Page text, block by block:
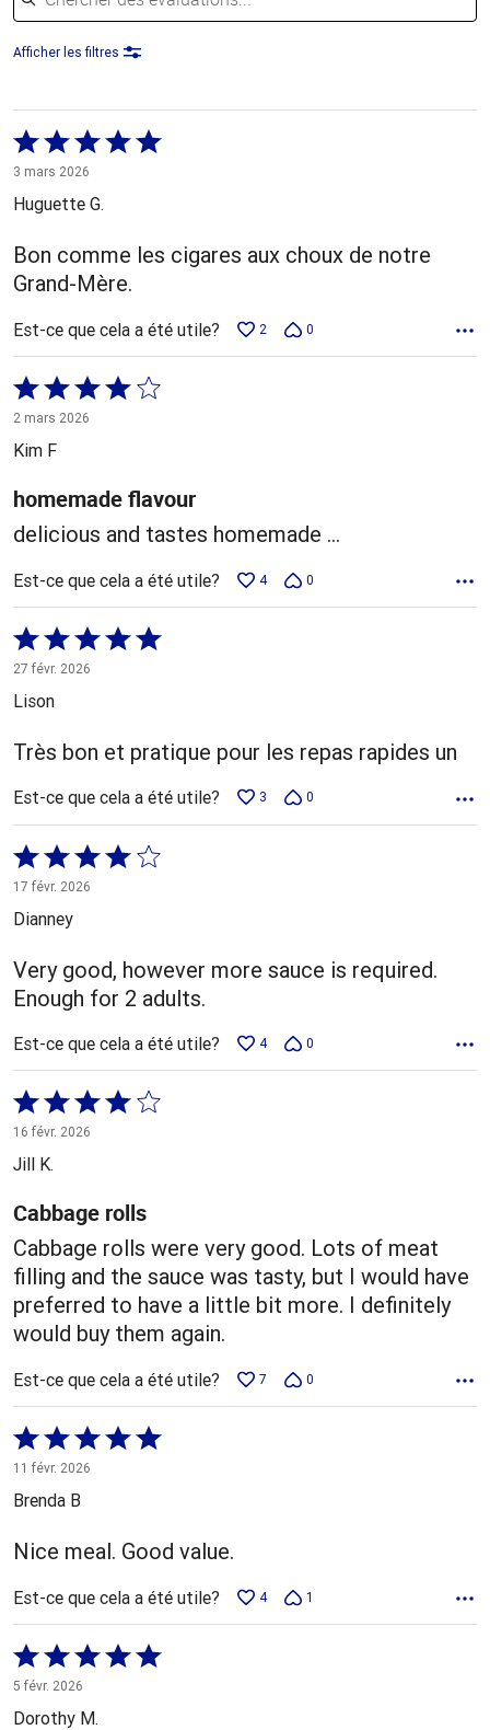
Afficher les filtres
Coté
5 sur
5
3 mars 2026
Huguette G.
Bon comme les cigares aux choux de notre
Grand-Mère.
Est-ce que cela a été utile? 2 0
Coté
4 sur
5
2 mars 2026
Kim F
homemade flavour
delicious and tastes homemade ...
Est-ce que cela a été utile? 4 0
Coté
5 sur
5
27 févr. 2026
Lison
Très bon et pratique pour les repas rapides un
Est-ce que cela a été utile? 3 0
Coté
4 sur
5
17 févr. 2026
Dianney
Very good, however more sauce is required.
Enough for 2 adults.
Est-ce que cela a été utile? 4 0
Coté
4 sur
5
16 févr. 2026
Jill K.
Cabbage rolls
Cabbage rolls were very good. Lots of meat
filling and the sauce was tasty, but I would have
preferred to have a little bit more. I definitely
would buy them again.
Est-ce que cela a été utile? 7 0
Coté
5 sur
5
11 févr. 2026
Brenda B
Nice meal. Good value.
Est-ce que cela a été utile? 4 1
Coté
5 sur
5
5 févr. 2026
Dorothy M.